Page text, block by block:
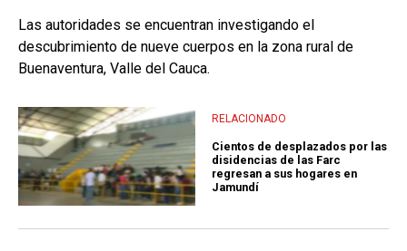
Las autoridades se encuentran investigando el
descubrimiento de nueve cuerpos en la zona rural de
Buenaventura, Valle del Cauca.
RELACIONADO
Cientos de desplazados por las
disidencias de las Farc
regresan a sus hogares en
Jamundí